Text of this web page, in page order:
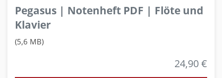
Pegasus | Notenheft PDF | Flöte und
Klavier
(5,6 MB)
24,90 €